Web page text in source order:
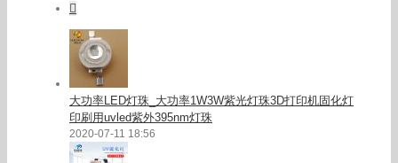
大功率LED灯珠_大功率1W3W紫光灯珠3D打印机固化灯
印刷用uvled紫外395nm灯珠
2020-07-11 18:56